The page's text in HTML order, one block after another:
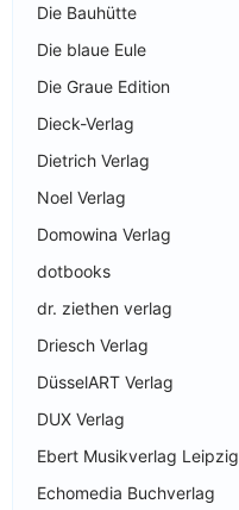
Die Bauhütte
Die blaue Eule
Die Graue Edition
Dieck-Verlag
Dietrich Verlag
Noel Verlag
Domowina Verlag
dotbooks
dr. ziethen verlag
Driesch Verlag
DüsselART Verlag
DUX Verlag
Ebert Musikverlag Leipzig
Echomedia Buchverlag